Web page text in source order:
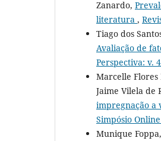
Zanardo,
literatura ,
Tiago dos
Avaliação de
Perspectiva: v.
Marcelle Flores
Jaime Vilela de
impregnação a
Simpósio
Munique